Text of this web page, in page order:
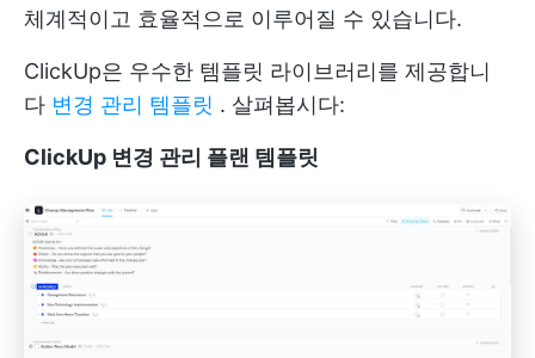
체계적이고 효율적으로 이루어질 수 있습니다.
ClickUp은 우수한 템플릿 라이브러리를 제공합니
다 변경 관리 템플릿 . 살펴봅시다:
ClickUp 변경 관리 플랜 템플릿